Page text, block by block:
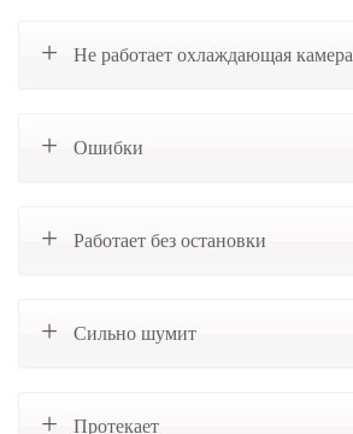
Не работает охлаждающая камера
Ошибки
Работает без остановки
Сильно шумит
Протекает